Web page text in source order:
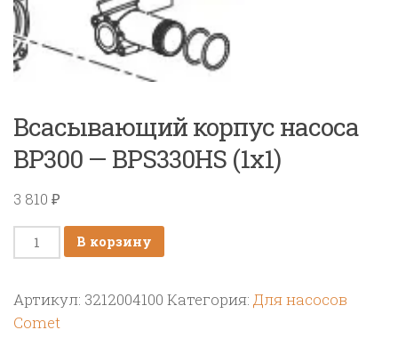
Всасывающий корпус насоса
BP300 — BPS330HS (1х1)
3 810 ₽
Количество
товара
корпус
насоса
В корзину
Артикул: 3212004100 Категория: Для насосов
Comet